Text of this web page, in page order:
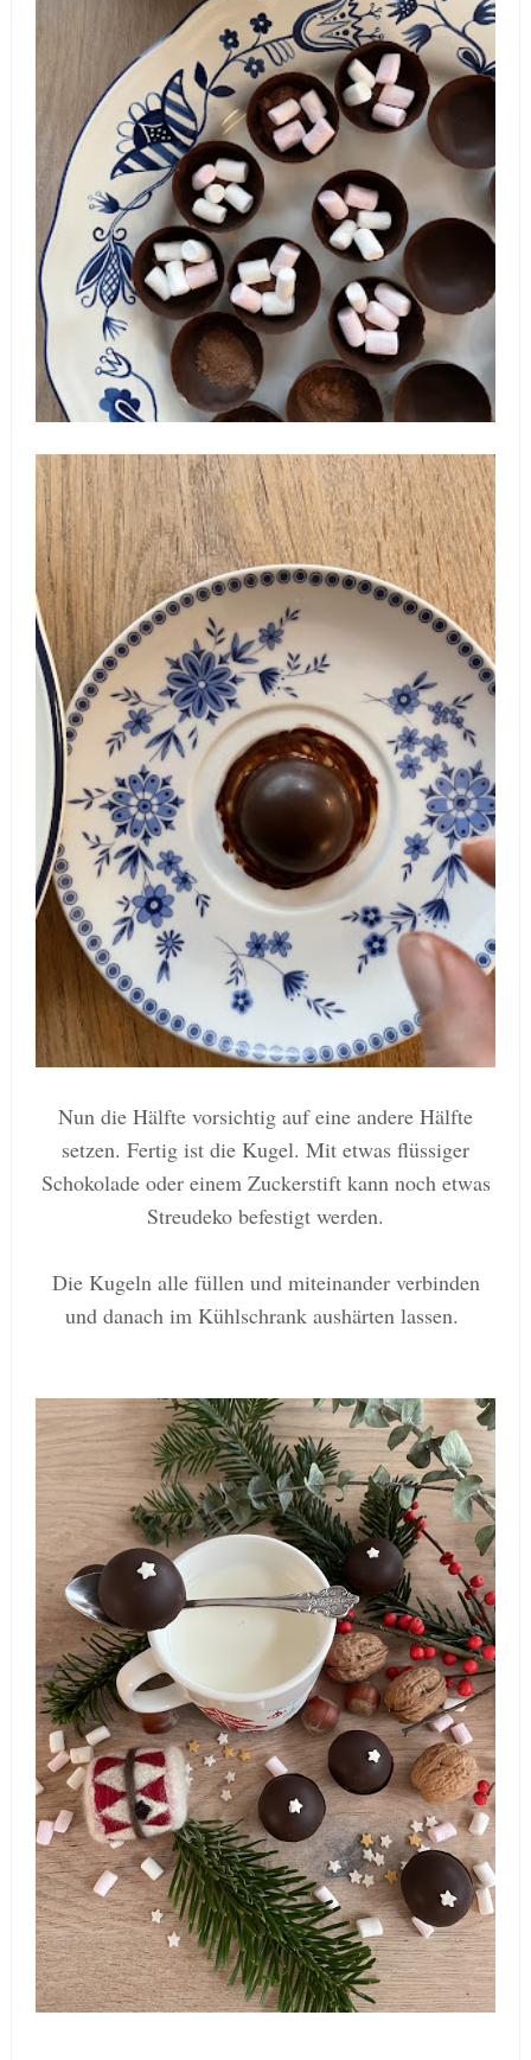
Nun die Hälfte vorsichtig auf eine andere Hälfte
setzen. Fertig ist die Kugel. Mit etwas flüssiger
Schokolade oder einem Zuckerstift kann noch etwas
Streudeko befestigt werden.
Die Kugeln alle füllen und miteinander verbinden
und danach im Kühlschrank aushärten lassen.